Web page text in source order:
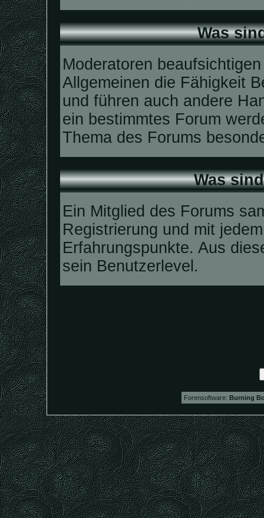
Was
Moderatoren
Allgemeinen die Fähigkeit
und führen auch andere
ein bestimmtes Forum
Thema des Forums
Was
Ein Mitglied des Forums
Registrierung und mit
Erfahrungspunkte. Aus
sein Benutzerlevel.
Forensoftware: Burning